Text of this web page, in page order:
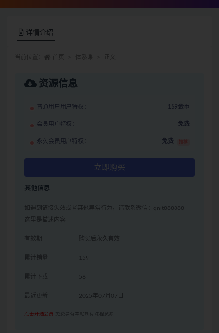
详情介绍
资源信息
普通用户用户特权： 159金币
会员用户特权： 免费
永久会员用户特权： 免费 推荐
立即购买
其他信息
如遇到链接失效或者其他异常行为，请联系微信：qnit888888
这里是描述内容
有效期 购买后永久有效
累计销量 159
累计下载 56
最近更新 2025年07月07日
点击开通会员 免费享有本站所有课程资源